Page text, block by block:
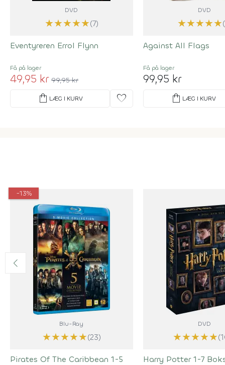
DVD
★★★★★(7)
Eventyreren Errol Flynn
Få på lager
49,95 kr 99,95 kr
shopping_bag LÆG I KURV favorite
DVD
★★★★★
Against All Flags
Få på lager
99,95 kr
shopping_bag LÆG I KURV
-13%
Blu-Ray
★★★★★(23)
Pirates Of The Caribbean 1-5
DVD
★★★★★
Harry Potter 1-7